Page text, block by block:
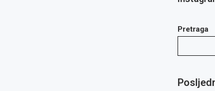
Pretraga